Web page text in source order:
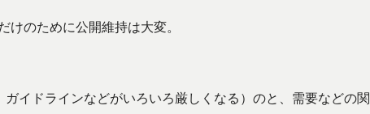
のために公開維持は大変。
イドラインなどがいろいろ厳しくなる）のと、需要などの関